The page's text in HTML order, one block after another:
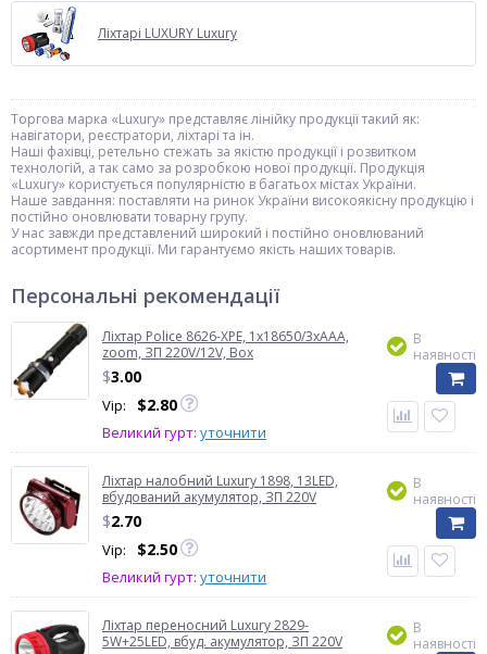
Ліхтарі LUXURY Luxury
Торгова марка «Luxury» представляє лінійку продукції такий як:
навігатори, реєстратори, ліхтарі та ін.
Наші фахівці, ретельно стежать за якістю продукції і розвитком
технологій, а так само за розробкою нової продукції. Продукція
«Luxury» користується популярністю в багатьох містах України.
Наше завдання: поставляти на ринок України високоякісну продукцію і
постійно оновлювати товарну групу.
У нас завжди представлений широкий і постійно оновлюваний
асортимент продукції. Ми гарантуємо якість наших товарів.
Персональні рекомендації
Ліхтар Police 8626-XPE, 1х18650/3xAAA,
zoom, ЗП 220V/12V, Box
$3.00
Vip: $2.80
Великий гурт: уточнити
В
наявності
Ліхтар налобний Luxury 1898, 13LED,
вбудований акумулятор, ЗП 220V
$2.70
Vip: $2.50
Великий гурт: уточнити
В
наявності
Ліхтар переносний Luxury 2829-
5W+25LED, вбуд. акумулятор, ЗП 220V
В
наявності